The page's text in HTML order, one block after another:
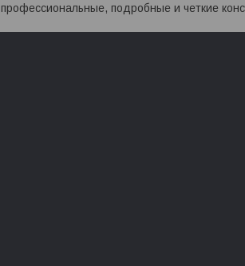
профессиональные, подробные и четкие